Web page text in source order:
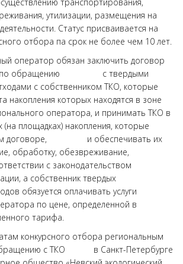
транспортирования,
утилизации, размещения на
Статус присваивается на
отбора па срок не более чем 10 лет.
обязан заключить договор
по обращению с твердыми
с собственником ТКО, которые
накопления которых находятся в зоне
оператора, и принимать ТКО в
площадках) накопления, которые
договоре, и обеспечивать их
обработку, обезвреживание,
с законодательством
а собственник твердых
обязуется оплачивать услуги
по цене, определенной в
тарифа.
конкурсного отбора региональным
с ТКО в Санкт-Петербурге